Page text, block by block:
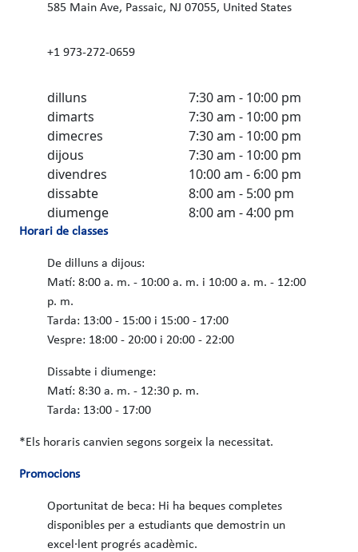
585 Main Ave, Passaic, NJ 07055, United States
+1 973-272-0659
dilluns
7:30 am - 10:00 pm
dimarts
7:30 am - 10:00 pm
dimecres
7:30 am - 10:00 pm
dijous
7:30 am - 10:00 pm
divendres
10:00 am - 6:00 pm
dissabte
8:00 am - 5:00 pm
diumenge
8:00 am - 4:00 pm
Horari de classes
De dilluns a dijous:
Matí: 8:00 a. m. - 10:00 a. m. i 10:00 a. m. - 12:00
p. m.
Tarda: 13:00 - 15:00 i 15:00 - 17:00
Vespre: 18:00 - 20:00 i 20:00 - 22:00
Dissabte i diumenge:
Matí: 8:30 a. m. - 12:30 p. m.
Tarda: 13:00 - 17:00
*Els horaris canvien segons sorgeix la necessitat.
Promocions
Oportunitat de beca: Hi ha beques completes
disponibles per a estudiants que demostrin un
excel·lent progrés acadèmic.